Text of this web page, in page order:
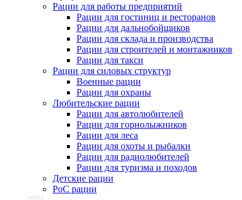
Рации для работы предприятий
Рации для гостиниц и ресторанов
Рации для дальнобойщиков
Рации для склада и производства
Рации для строителей и монтажников
Рации для такси
Рации для силовых структур
Военные рации
Рации для охраны
Любительские рации
Рации для автолюбителей
Рации для горнолыжников
Рации для леса
Рации для охоты и рыбалки
Рации для радиолюбителей
Рации для туризма и походов
Детские рации
PoC рации